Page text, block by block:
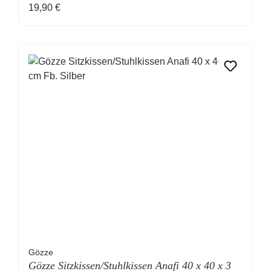
Regulärer Preis:
19,90 €
Gözze
Gözze Sitzkissen/Stuhlkissen Anafi 40 x 40 x 3